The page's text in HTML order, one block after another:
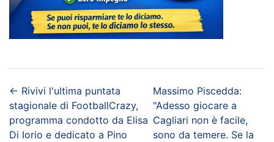
← Rivivi l'ultima puntata
stagionale di FootballCrazy,
programma condotto da Elisa
Di Iorio e dedicato a Pino
Massimo Piscedda:
"Adesso giocare a
Cagliari non è facile,
sono da temere. Se la